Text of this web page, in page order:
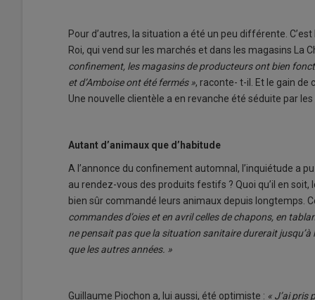
Pour d’autres, la situation a été un peu différente.
Roi, qui vend sur les marchés et dans les magasins La
confinement, les magasins de producteurs ont bien
et d’Amboise ont été fermés », raconte- t-il. Et le gain de
Une nouvelle clientèle a en revanche été séduite par
Autant d’animaux que d’habitude
A l’annonce du confinement automnal, l’inquiétude a
au rendez-vous des produits festifs ? Quoi qu’il en
bien sûr commandé leurs animaux depuis longtemps.
commandes d’oies et en avril celles de chapons, en
ne pensait pas que la situation sanitaire durerait jusqu’à
que les autres années. »
Guillaume Piochon a, lui aussi, été optimiste : « J’ai pris